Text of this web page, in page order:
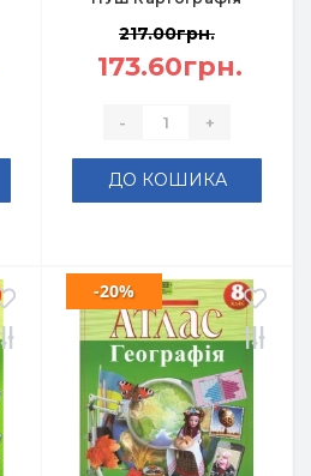
217.00грн.
173.60грн.
- +
ДО КОШИКА
-20%